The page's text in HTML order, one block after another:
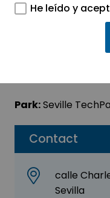
Contact
calle
Sevilla
Fibratel
Park:Seville
He leído y